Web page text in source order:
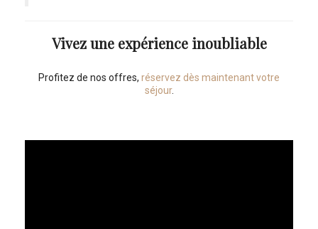
Vivez une expérience inoubliable
Profitez de nos offres, réservez dès maintenant votre
séjour.